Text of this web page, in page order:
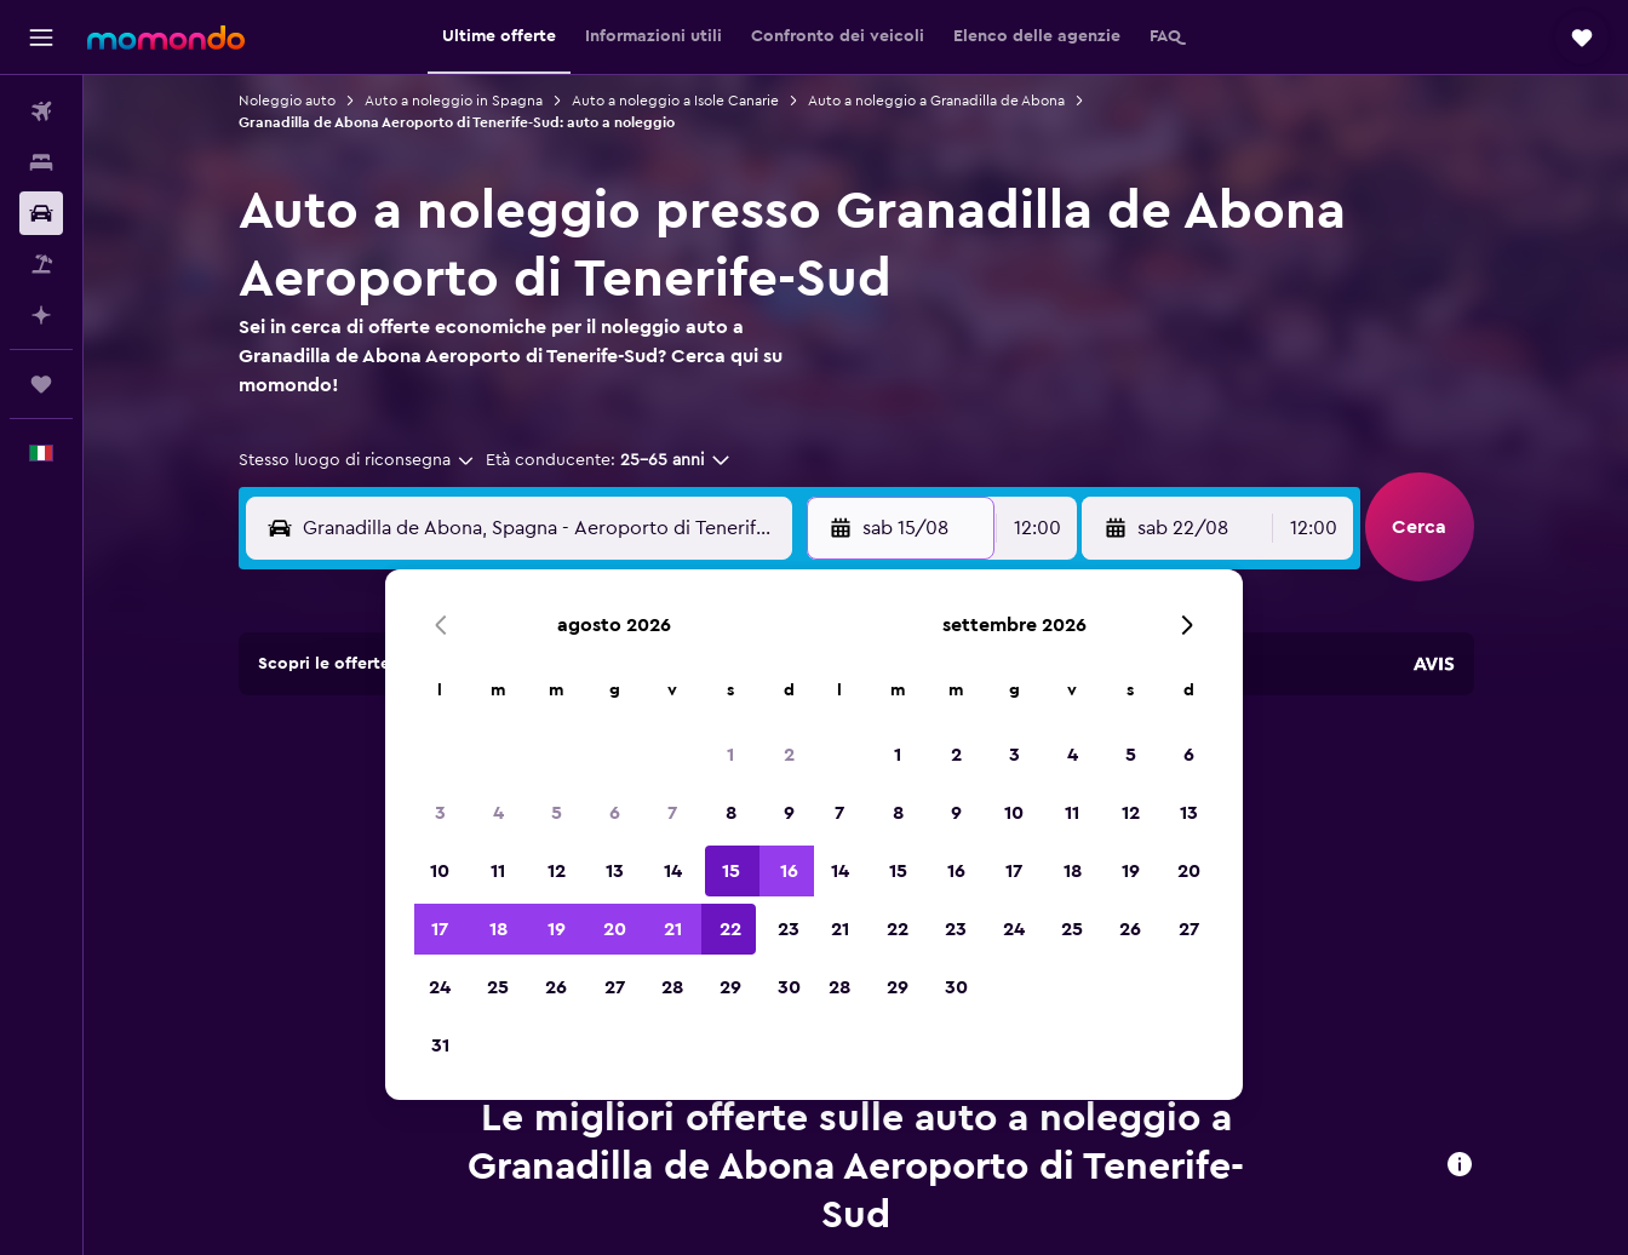
Ultime offerte Informazioni utili Confronto dei veicoli Elenco delle agenzie FAQ
Noleggio auto Auto a noleggio in Spagna Auto a noleggio a Isole Canarie
Auto a noleggio a Granadilla de Abona
Granadilla de Abona Aeroporto di Tenerife-Sud: auto a noleggio
Auto a noleggio presso Granadilla de Abona
Aeroporto di Tenerife-Sud
Sei in cerca di offerte economiche per il noleggio auto a
Granadilla de Abona Aeroporto di Tenerife-Sud? Cerca qui su
momondo!
Stesso luogo di riconsegna Età conducente: 25-65 anni
sab 15/08 12:00 sab 22/08 12:00 Cerca
Scopri le offerte di agenzie di noleggio auto in oltre 70.000 località con momondo.
d'Europa 2023
Le migliori offerte sulle auto a noleggio a
Granadilla de Abona Aeroporto di Tenerife-
Sud
agosto 2026
m m g v s d
1 2
3 4 5 6 7 8 9
10 11 12 13 14 15 16
17 18 19 20 21 22 23
24 25 26 27 28 29 30
31
settembre 2026
m m g v s d
1 2 3 4 5 6
7 8 9 10 11 12 13
14 15 16 17 18 19 20
21 22 23 24 25 26 27
28 29 30